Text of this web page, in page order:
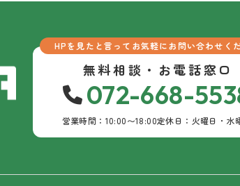
HPを見たと言ってお気軽にお問い合わせく
無料相談・お電話窓口
072-668-
営業時間：10:00〜18:00定休日：火曜日・水